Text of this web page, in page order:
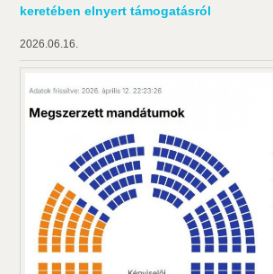
keretében elnyert támogatásról
2026.06.16.